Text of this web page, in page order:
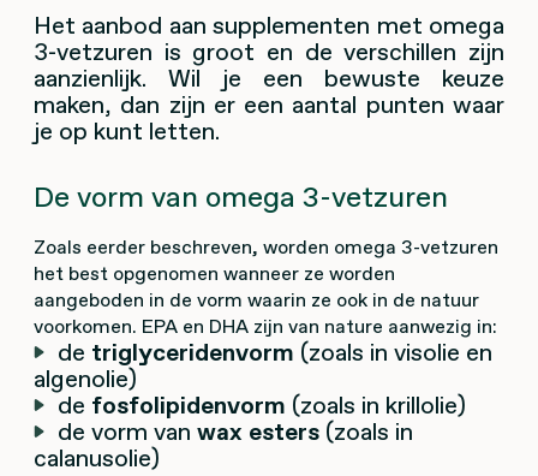
Het aanbod aan supplementen met omega
3-vetzuren is groot en de verschillen zijn
aanzienlijk. Wil je een bewuste keuze
maken, dan zijn er een aantal punten waar
je op kunt letten.
De vorm van omega 3-vetzuren
Zoals eerder beschreven, worden omega 3-vetzuren
het best opgenomen wanneer ze worden
aangeboden in de vorm waarin ze ook in de natuur
voorkomen. EPA en DHA zijn van nature aanwezig in:
de triglyceridenvorm (zoals in visolie en
algenolie)
de fosfolipidenvorm (zoals in krillolie)
de vorm van wax esters (zoals in
calanusolie)